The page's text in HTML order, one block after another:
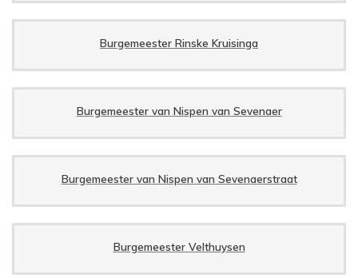
Burgemeester Rinske Kruisinga
Burgemeester van Nispen van Sevenaer
Burgemeester van Nispen van Sevenaerstraat
Burgemeester Velthuysen